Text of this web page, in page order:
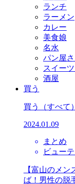
ランチ
ラーメン
カレー
美食娘
名水
パン屋
スイー
酒屋
買う
買う （すべて）
2024.01.09
まとめ
ビュー
【富山のメ
ば！男性の脱